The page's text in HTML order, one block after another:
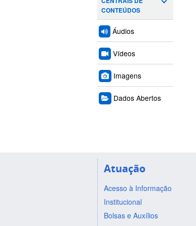
CONTEÚDOS
Áudios
Vídeos
Imagens
Dados Abertos
Atuação
Acesso à Informação
Institucional
Bolsas e Auxílios